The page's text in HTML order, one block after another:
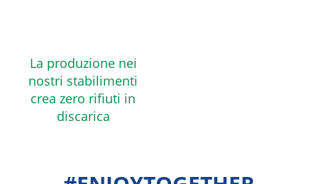
La produzione nei
nostri stabilimenti
crea zero rifiuti in
discarica